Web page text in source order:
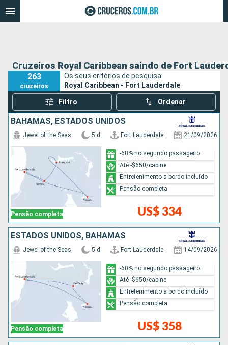
Cruzeiros Royal Caribbean saindo de Fort
263
cruzeiros
Os seus critérios de pesquisa:
Royal Caribbean - Fort Lauderdale
Filtro Ordenar
BAHAMAS, ESTADOS UNIDOS
Pensão completa
Jewel of the Seas 5 d Fort Lauderdale 21/09/2026
US$ 334
-60% no segundo passageiro
Até -$650/cabine
Entretenimento a bordo incluído
Pensão completa
ESTADOS UNIDOS, BAHAMAS
Pensão completa
Jewel of the Seas 5 d Fort Lauderdale 14/09/2026
US$ 358
-60% no segundo passageiro
Até -$650/cabine
Entretenimento a bordo incluído
Pensão completa